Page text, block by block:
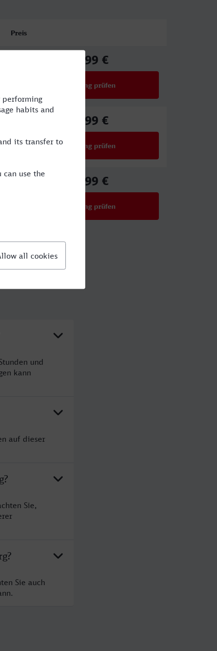
Preis
44,99 €
Verbindung prüfen
48,99 €
Verbindung prüfen
27,99 €
Verbindung prüfen
und
kann
auf dieser
Sie,
Sie auch